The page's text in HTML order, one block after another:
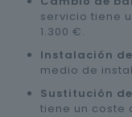
servicio tiene
1.300 €.
Instalación
medio de
Sustitución
tiene un coste